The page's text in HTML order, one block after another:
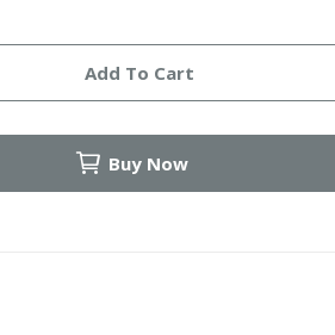
Add To Cart
Buy Now